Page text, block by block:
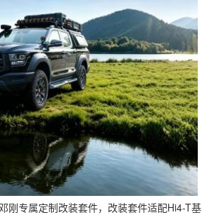
刚专属定制改装套件，改装套件适配Hi4-T基